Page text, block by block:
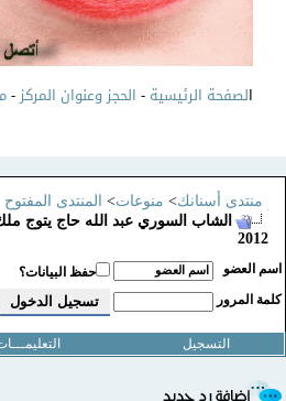
لصفحة الرئيسية-الحجز وعنوان المركز-
منتدى أسنانك>منوعات>المنتدى المفتوح
الشاب السوري عبد الله حاج يتوج
2012
اسم العضو
حفظ البيانات؟
كلمة المرور
التسجيل التعليمـــات